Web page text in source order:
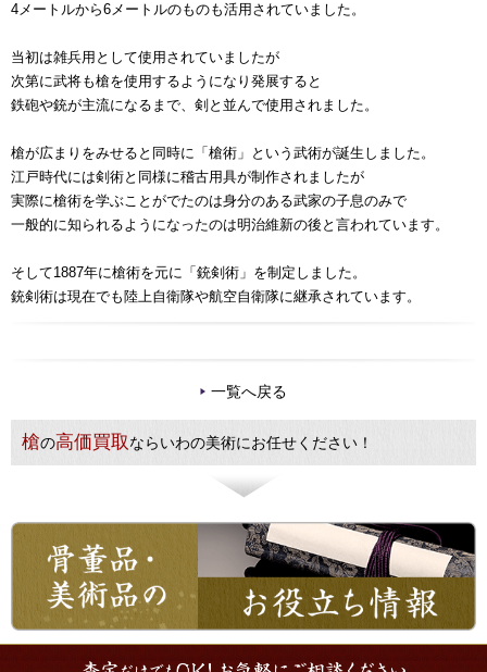
4メートルから6メートルのものも活用されていました。
当初は雑兵用として使用されていましたが
次第に武将も槍を使用するようになり発展すると
鉄砲や銃が主流になるまで、剣と並んで使用されました。
槍が広まりをみせると同時に「槍術」という武術が誕生しました。
江戸時代には剣術と同様に稽古用具が制作されましたが
実際に槍術を学ぶことがでたのは身分のある武家の子息のみで
一般的に知られるようになったのは明治維新の後と言われています。
そして1887年に槍術を元に「銃剣術」を制定しました。
銃剣術は現在でも陸上自衛隊や航空自衛隊に継承されています。
一覧へ戻る
槍の高価買取ならいわの美術にお任せください！